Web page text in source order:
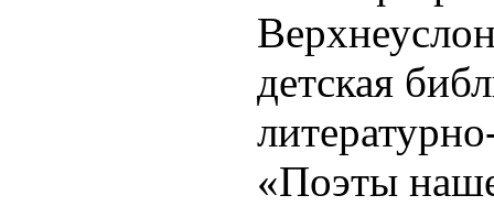
детская
«Поэты